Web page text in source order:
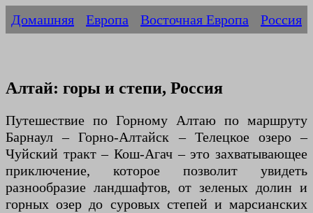
Домашняя Европа Восточная Европа Россия
Алтай: горы и степи, Россия
Путешествие по Горному Алтаю по маршруту
Барнаул – Горно-Алтайск – Телецкое озеро –
Чуйский тракт – Кош-Агач – это захватывающее
приключение, которое позволит увидеть
разнообразие ландшафтов, от зеленых долин и
горных озер до суровых степей и марсианских